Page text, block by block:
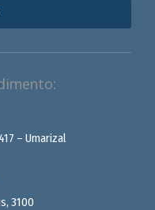
– Umarizal
3100